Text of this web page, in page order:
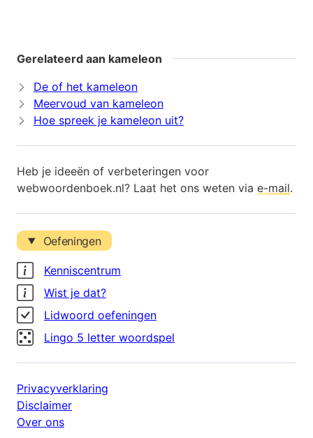
Gerelateerd aan kameleon
De of het kameleon
Meervoud van kameleon
Hoe spreek je kameleon uit?
Heb je ideeën of verbeteringen voor
webwoordenboek.nl? Laat het ons weten via e-mail.
Oefeningen
Kenniscentrum
Wist je dat?
Lidwoord oefeningen
Lingo 5 letter woordspel
Privacyverklaring
Disclaimer
Over ons